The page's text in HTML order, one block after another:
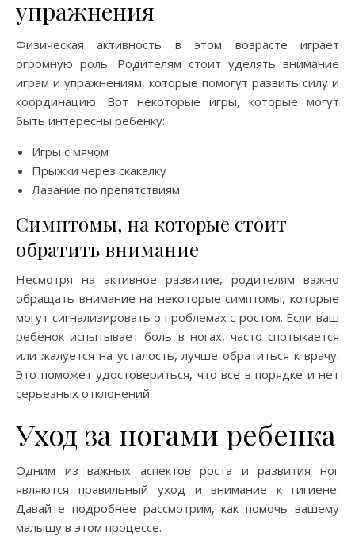
упражнения
Физическая активность в этом возрасте играет
огромную роль. Родителям стоит уделять внимание
играм и упражнениям, которые помогут развить силу и
координацию. Вот некоторые игры, которые могут
быть интересны ребенку:
Игры с мячом
Прыжки через скакалку
Лазание по препятствиям
Симптомы, на которые стоит
обратить внимание
Несмотря на активное развитие, родителям важно
обращать внимание на некоторые симптомы, которые
могут сигнализировать о проблемах с ростом. Если ваш
ребенок испытывает боль в ногах, часто спотыкается
или жалуется на усталость, лучше обратиться к врачу.
Это поможет удостовериться, что все в порядке и нет
серьезных отклонений.
Уход за ногами ребенка
Одним из важных аспектов роста и развития ног
являются правильный уход и внимание к гигиене.
Давайте подробнее рассмотрим, как помочь вашему
малышу в этом процессе.